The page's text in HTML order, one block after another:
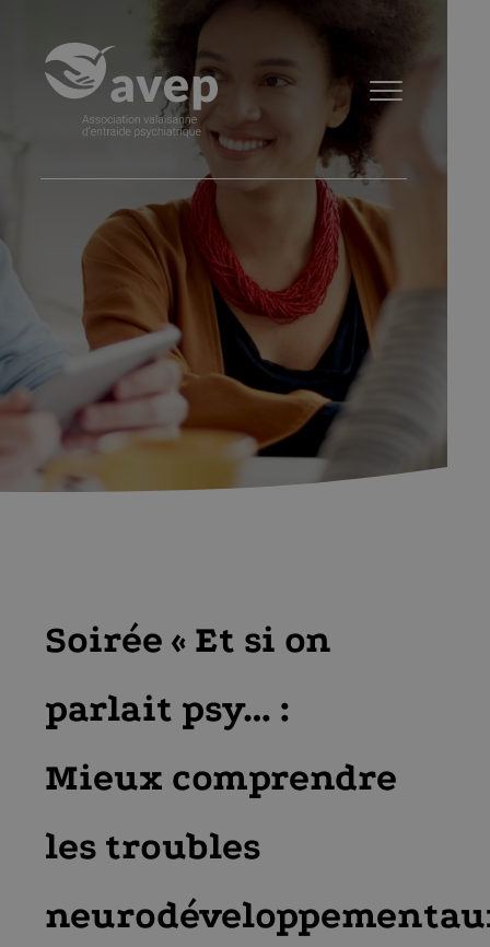
Soirée « Et si on
parlait psy… :
Mieux comprendre
les troubles